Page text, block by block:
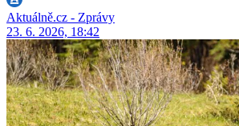
Aktuálně.cz - Zprávy
23. 6. 2026, 18:42